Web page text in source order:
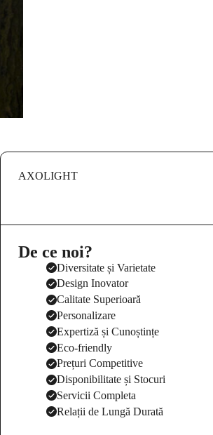
AXOLIGHT
De ce noi?
Diversitate și Varietate
Design Inovator
Calitate Superioară
Personalizare
Expertiză și Cunoștințe
Eco-friendly
Prețuri Competitive
Disponibilitate și Stocuri
Servicii Completa
Relații de Lungă Durată